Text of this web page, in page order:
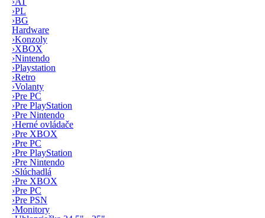
›PL
›BG
Hardware
›Konzoly
›XBOX
›Nintendo
›Playstation
›Retro
›Volanty
›Pre PC
›Pre PlayStation
›Pre Nintendo
›Herné ovládače
›Pre XBOX
›Pre PC
›Pre PlayStation
›Pre Nintendo
›Slúchadlá
›Pre XBOX
›Pre PC
›Pre PSN
›Monitory